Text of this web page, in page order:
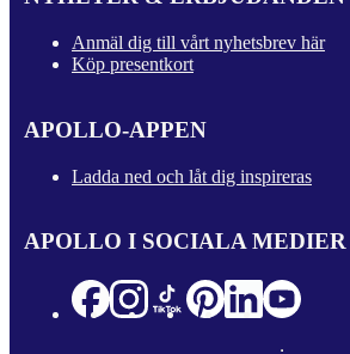
Anmäl dig till vårt nyhetsbrev här
Köp presentkort
APOLLO-APPEN
Ladda ned och låt dig inspireras
APOLLO I SOCIALA MEDIER